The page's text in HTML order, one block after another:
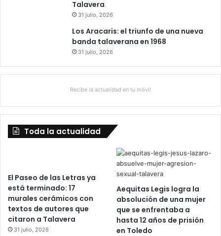
Talavera
31 julio, 2026
Los Aracaris: el triunfo de una nueva
banda talaverana en 1968
31 julio, 2026
Recibe la actualidad en tu móvil
Toda la actualidad
El Paseo de las Letras ya
está terminado: 17
murales cerámicos con
textos de autores que
citaron a Talavera
31 julio, 2026
Aequitas Legis logra la
absolución de una mujer
que se enfrentaba a
hasta 12 años de prisión
en Toledo